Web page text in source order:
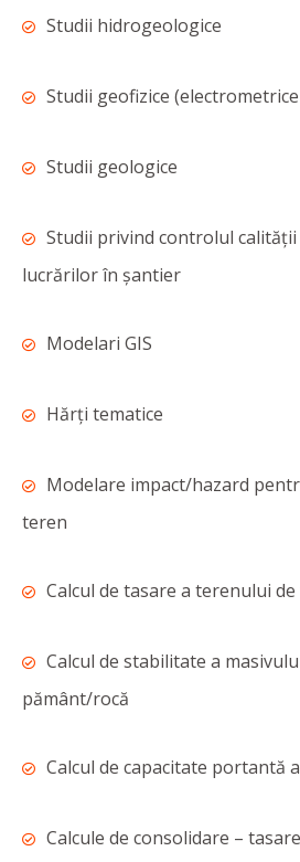
Studii hidrogeologice
Studii geofizice
Studii geologice
Studii privind controlul calității
lucrărilor în șantier
Modelari GIS
Hărți tematice
Modelare impact/hazard
teren
Calcul de tasare a terenului
Calcul de stabilitate a
pământ/rocă
Calcul de capacitate portantă
Calcule de consolidare –